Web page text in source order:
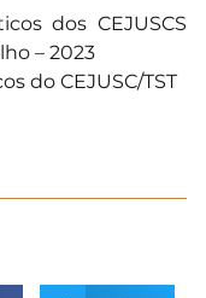
dos CEJUSCS
– 2023
do CEJUSC/TST